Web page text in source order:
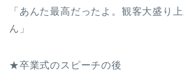
「あんた最高だったよ。観客大盛り
ん」
★卒業式のスピーチの後